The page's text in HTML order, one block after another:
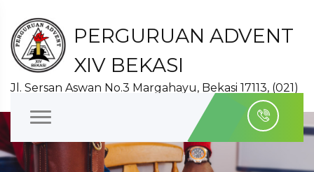
PERGURUAN ADVENT
XIV BEKASI
Jl. Sersan Aswan No.3 Margahayu, Bekasi 17113, (021)